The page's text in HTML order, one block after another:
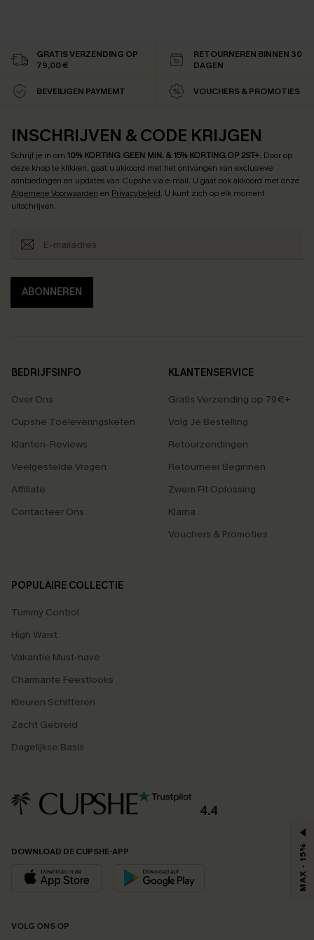
GRATIS VERZENDING OP
79,00 €
RETOURNEREN BINNEN 30
DAGEN
BEVEILIGEN PAYMEMT VOUCHERS & PROMOTIES
INSCHRIJVEN & CODE KRIJGEN
Schrijf je in om 10% KORTING GEEN MIN. & 15% KORTING OP 2ST+. Door op
deze knop te klikken, gaat u akkoord met het ontvangen van exclusieve
aanbiedingen en updates van Cupshe via e-mail. U gaat ook akkoord met onze
Algemene Voorwaarden en Privacybeleid. U kunt zich op elk moment
uitschrijven.
ABONNEREN
BEDRIJFSINFO
Over Ons
Cupshe Toeleveringsketen
Klanten-Reviews
Veelgestelde Vragen
Affiliate
Contacteer Ons
KLANTENSERVICE
Gratis Verzending op 79€+
Volg Je Bestelling
Retourzendingen
Retourneer Beginnen
Zwem Fit Oplossing
Klarna
Vouchers & Promoties
POPULAIRE COLLECTIE
Tummy Control
High Waist
Vakantie Must-have
Charmante Feestlooks
Kleuren Schitteren
Zacht Gebreid
Dagelijkse Basis
4.4
DOWNLOAD DE CUPSHE-APP
VOLG ONS OP
MAX - 15%